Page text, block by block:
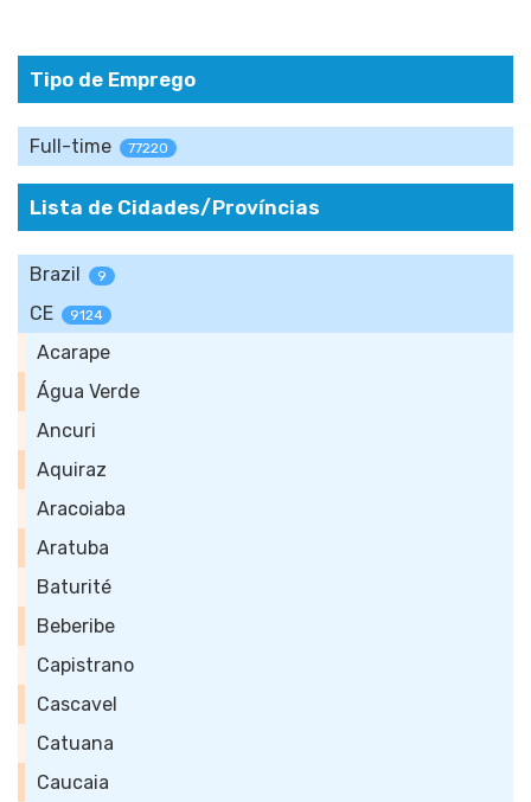
Tipo de Emprego
Full-time 77220
Lista de Cidades/Províncias
Brazil 9
CE 9124
Acarape
Água Verde
Ancuri
Aquiraz
Aracoiaba
Aratuba
Baturité
Beberibe
Capistrano
Cascavel
Catuana
Caucaia